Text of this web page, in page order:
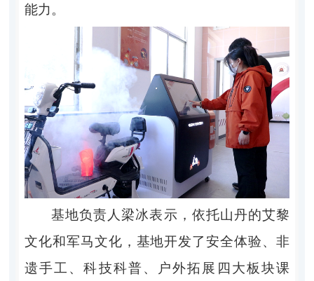
能力。
基地负责人梁冰表示，依托山丹的艾黎
文化和军马文化，基地开发了安全体验、非
遗手工、科技科普、户外拓展四大板块课